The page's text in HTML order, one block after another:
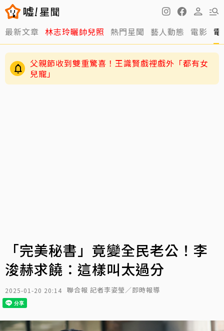
最新文章 林志玲曬帥兒照 熱門星聞 藝人動態 電影
父親節收到雙重驚喜！王識賢戲裡戲外「都有女
兒寵」
「完美秘書」竟變全民老公！李
浚赫求饒：這樣叫太過分
2025-01-20 20:14 聯合報 記者李姿瑩／即時報導